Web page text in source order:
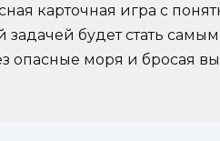
карточная игра с
задачей будет стать
опасные моря и бросая